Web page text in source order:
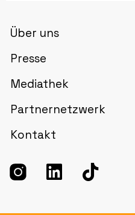
Über uns
Presse
Mediathek
Partnernetzwerk
Kontakt